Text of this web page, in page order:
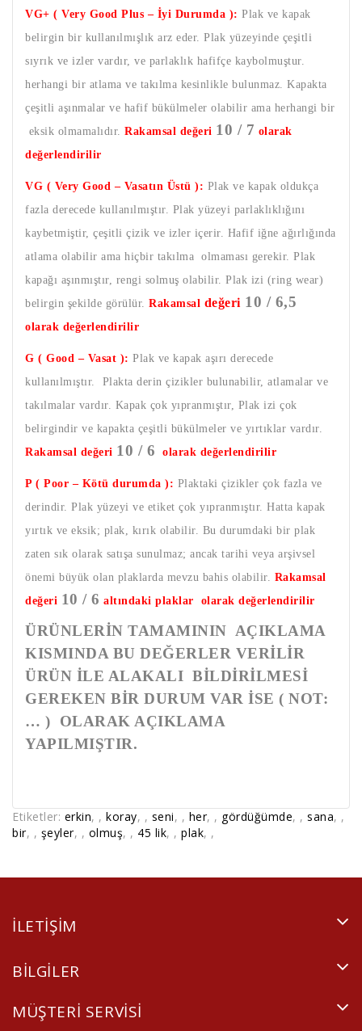
VG+ ( Very Good Plus – İyi Durumda ): Plak ve kapak
belirgin bir kullanılmışlık arz eder. Plak yüzeyinde çeşitli
sıyrık ve izler vardır, ve parlaklık hafifçe kaybolmuştur.
herhangi bir atlama ve takılma kesinlikle bulunmaz. Kapakta
çeşitli aşınmalar ve hafif bükülmeler olabilir ama herhangi bir
eksik olmamalıdır. Rakamsal değeri 10 / 7 olarak
değerlendirilir
VG ( Very Good – Vasatın Üstü ): Plak ve kapak oldukça
fazla derecede kullanılmıştır. Plak yüzeyi parlaklıklığını
kaybetmiştir, çeşitli çizik ve izler içerir. Hafif iğne ağırlığında
atlama olabilir ama hiçbir takılma olmaması gerekir. Plak
kapağı aşınmıştır, rengi solmuş olabilir. Plak izi (ring wear)
belirgin şekilde görülür. Rakamsal değeri 10 / 6,5
olarak değerlendirilir
G ( Good – Vasat ): Plak ve kapak aşırı derecede
kullanılmıştır. Plakta derin çizikler bulunabilir, atlamalar ve
takılmalar vardır. Kapak çok yıpranmıştır, Plak izi çok
belirgindir ve kapakta çeşitli bükülmeler ve yırtıklar vardır.
Rakamsal değeri 10 / 6 olarak değerlendirilir
P ( Poor – Kötü durumda ): Plaktaki çizikler çok fazla ve
derindir. Plak yüzeyi ve etiket çok yıpranmıştır. Hatta kapak
yırtık ve eksik; plak, kırık olabilir. Bu durumdaki bir plak
zaten sık olarak satışa sunulmaz; ancak tarihi veya arşivsel
önemi büyük olan plaklarda mevzu bahis olabilir. Rakamsal
değeri 10 / 6 altındaki plaklar olarak değerlendirilir
ÜRÜNLERİN TAMAMININ AÇIKLAMA
KISMINDA BU DEĞERLER VERİLİR
ÜRÜN İLE ALAKALI BİLDİRİLMESİ
GEREKEN BİR DURUM VAR İSE ( NOT:
… ) OLARAK AÇIKLAMA
YAPILMIŞTIR.
Etiketler: erkin, , koray, , seni, , her, , gördüğümde, , sana, ,
bir, , şeyler, , olmuş, , 45 lik, , plak, ,
ILETIŞIM
BILGILER
MÜŞTERI SERVISI